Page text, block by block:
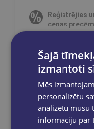
Reģistrējies
cenas
izsūtīti 2-5
Bezmaksas
pakomātiem
Bezmaksas
grāmatnīcā 1-
pasūtījums
e-pastu un/ vai
Šajā
izmantoti
Mēs
personalizētu
analizētu mūsu
informāciju par